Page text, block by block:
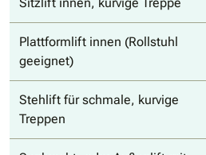
Plattformlift innen (Rollstuhl
geeignet)
Stehlift für schmale, kurvige
Treppen